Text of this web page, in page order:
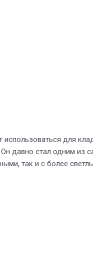
для
давно стал одним из
так и с более